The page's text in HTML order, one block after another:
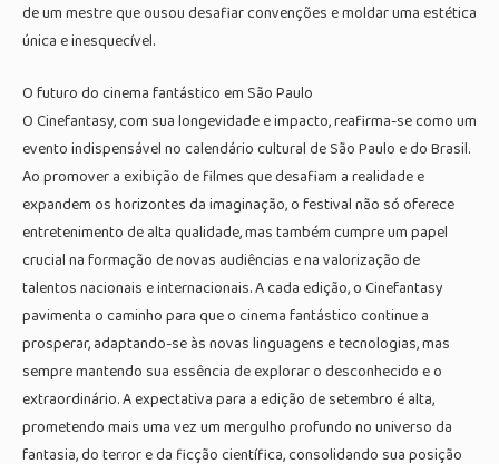
de um mestre que ousou desafiar convenções e moldar uma estética
única e inesquecível.
O futuro do cinema fantástico em São Paulo
O Cinefantasy, com sua longevidade e impacto, reafirma-se como um
evento indispensável no calendário cultural de São Paulo e do Brasil.
Ao promover a exibição de filmes que desafiam a realidade e
expandem os horizontes da imaginação, o festival não só oferece
entretenimento de alta qualidade, mas também cumpre um papel
crucial na formação de novas audiências e na valorização de
talentos nacionais e internacionais. A cada edição, o Cinefantasy
pavimenta o caminho para que o cinema fantástico continue a
prosperar, adaptando-se às novas linguagens e tecnologias, mas
sempre mantendo sua essência de explorar o desconhecido e o
extraordinário. A expectativa para a edição de setembro é alta,
prometendo mais uma vez um mergulho profundo no universo da
fantasia, do terror e da ficção científica, consolidando sua posição